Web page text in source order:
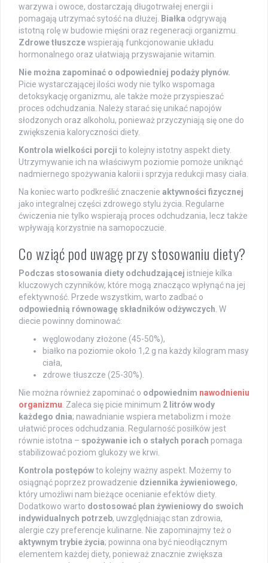
warzywa i owoce, dostarczają długotrwałej energii i
pomagają utrzymać sytość na dłużej.
Białka odgrywają
istotną rolę w budowie mięśni oraz regeneracji organizmu.
Zdrowe tłuszczewspierają funkcjonowanie układu
hormonalnego oraz ułatwiają przyswajanie witamin.
Nie można zapominać o odpowiedniej podaży płynów.
Picie wystarczającej ilości wody nie tylko wspomaga
detoksykację organizmu, ale także może przyspieszać
proces odchudzania. Należy starać się unikać napojów
słodzonych oraz alkoholu, ponieważ przyczyniają się one do
zwiększenia kaloryczności diety.
Kontrola wielkości porcji to kolejny istotny aspekt diety.
Utrzymywanie ich na właściwym poziomie pomoże uniknąć
nadmiernego spożywania kalorii i sprzyja redukcji masy ciała.
Na koniec warto podkreślić znaczenie aktywności fizycznej
jako integralnej części zdrowego stylu życia. Regularne
ćwiczenia nie tylko wspierają proces odchudzania, lecz także
wpływają korzystnie na samopoczucie.
Co wziąć pod uwagę przy stosowaniu diety?
Podczas stosowania diety odchudzającej istnieje kilka
kluczowych czynników, które mogą znacząco wpłynąć na jej
efektywność. Przede wszystkim, warto zadbać o
odpowiednią równowagę składników odżywczych . W
diecie powinny dominować:
węglowodany złożone (45-50%),
białko na poziomie około 1,2 g na każdy kilogram masy
ciała,
zdrowe tłuszcze (25-30%).
Nie można również zapominać o odpowiednim nawodnieniu
organizmu . Zaleca się picie minimum 2 litrów wody
każdego dnia; nawadnianie wspiera metabolizm i może
ułatwić proces odchudzania. Regularność posiłków jest
równie istotna – spożywanie ich o stałych porach pomaga
stabilizować poziom glukozy we krwi.
Kontrola postępówto kolejny ważny aspekt. Możemy to
osiągnąć poprzez prowadzenie dziennika żywieniowego,
który umożliwi nam bieżące ocenianie efektów diety.
Dodatkowo warto dostosować plan żywieniowy do swoich
indywidualnych potrzeb, uwzględniając stan zdrowia,
alergie czy preferencje kulinarne. Nie zapominajmy też o
aktywnym trybie życia; powinna ona być nieodłącznym
elementem każdej diety, ponieważ znacznie zwiększa